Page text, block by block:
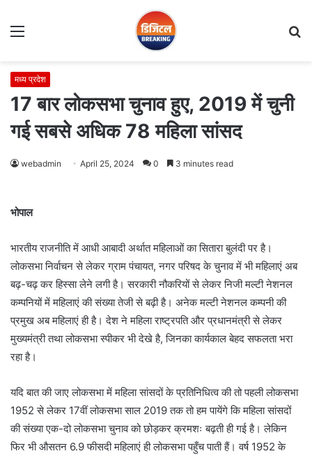
Menu
मध्य प्रदेश
17 बार लोकसभा चुनाव हुए, 2019 में चुनी
गई सबसे अधिक 78 महिला सांसद
webadmin April 25, 2024 0 3 minutes read
भोपाल
भारतीय राजनीति में आधी आबादी अर्थात महिलाओं का सितारा बुलंदी पर है।
लोकसभा निर्वाचन से लेकर ग्राम पंचायत, नगर परिषद के चुनाव में भी महिलाएं अब
बढ़-चढ़ कर हिस्सा लेने लगी है। सरकारी नौकरियों से लेकर निजी मल्टी नेशनल
कम्पनियों में महिलाएं की संख्या तेजी से बढ़ी है। अनेक मल्टी नेशनल कम्पनी की
प्रमुख अब महिलाएं ही है। देश ने महिला राष्ट्रपति और प्रधानमंत्री से लेकर
मुख्यमंत्री तथा लोकसभा स्पीकर भी देखे है, जिनका कार्यकाल बेहद सफलता भरा
रहा है।
यदि बात की जाए लोकसभा में महिला सांसदों के प्रतिनिधित्व की तो पहली लोकसभा
1952 से लेकर 17वीं लोकसभा साल 2019 तक तो हम पायेंगे कि महिला सांसदों
की संख्या एक-दो लोकसभा चुनाव को छोड़कर क्रमशः बढ़ती ही गई है। लेकिन
फिर भी औसतन 6.9 फीसदी महिलाएं ही लोकसभा पहुँच पाती हैं। वर्ष 1952 के